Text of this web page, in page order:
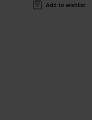
Add to wishlist